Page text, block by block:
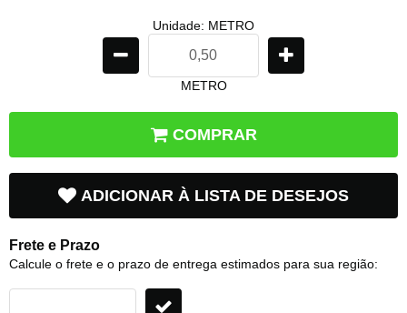
Unidade: METRO
METRO
COMPRAR
ADICIONAR À LISTA DE DESEJOS
Frete e Prazo
Calcule o frete e o prazo de entrega estimados para sua região: